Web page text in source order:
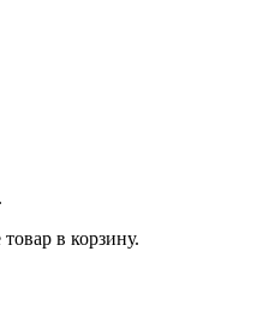
в корзину.